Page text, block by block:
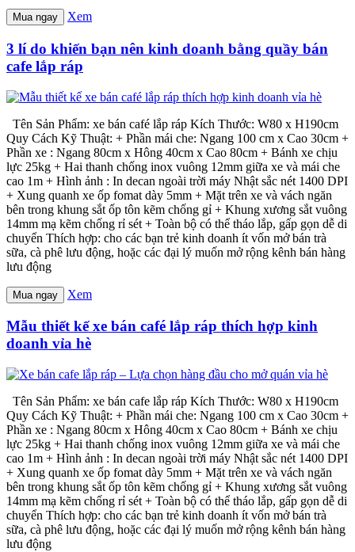
Mua ngay Xem
3 lí do khiến bạn nên kinh doanh bằng quầy bán
cafe lắp ráp
Tên Sản Phẩm: xe bán café lắp ráp Kích Thước: W80 x H190cm
Quy Cách Kỹ Thuật: + Phần mái che: Ngang 100 cm x Cao 30cm +
Phần xe : Ngang 80cm x Hông 40cm x Cao 80cm + Bánh xe chịu
lực 25kg + Hai thanh chống inox vuông 12mm giữa xe và mái che
cao 1m + Hình ảnh : In decan ngoài trời máy Nhật sắc nét 1400 DPI
+ Xung quanh xe ốp fomat dày 5mm + Mặt trên xe và vách ngăn
bên trong khung sắt ốp tôn kẽm chống gỉ + Khung xương sắt vuông
14mm mạ kẽm chống rỉ sét + Toàn bộ có thể tháo lắp, gấp gọn dễ di
chuyển Thích hợp: cho các bạn trẻ kinh doanh ít vốn mở bán trà
sữa, cà phê lưu động, hoặc các đại lý muốn mở rộng kênh bán hàng
lưu động
Mua ngay Xem
Mẫu thiết kế xe bán café lắp ráp thích hợp kinh
doanh vỉa hè
Tên Sản Phẩm: xe bán cafe lắp ráp Kích Thước: W80 x H190cm
Quy Cách Kỹ Thuật: + Phần mái che: Ngang 100 cm x Cao 30cm +
Phần xe : Ngang 80cm x Hông 40cm x Cao 80cm + Bánh xe chịu
lực 25kg + Hai thanh chống inox vuông 12mm giữa xe và mái che
cao 1m + Hình ảnh : In decan ngoài trời máy Nhật sắc nét 1400 DPI
+ Xung quanh xe ốp fomat dày 5mm + Mặt trên xe và vách ngăn
bên trong khung sắt ốp tôn kẽm chống gỉ + Khung xương sắt vuông
14mm mạ kẽm chống rỉ sét + Toàn bộ có thể tháo lắp, gấp gọn dễ di
chuyển Thích hợp: cho các bạn trẻ kinh doanh ít vốn mở bán trà
sữa, cà phê lưu động, hoặc các đại lý muốn mở rộng kênh bán hàng
lưu động